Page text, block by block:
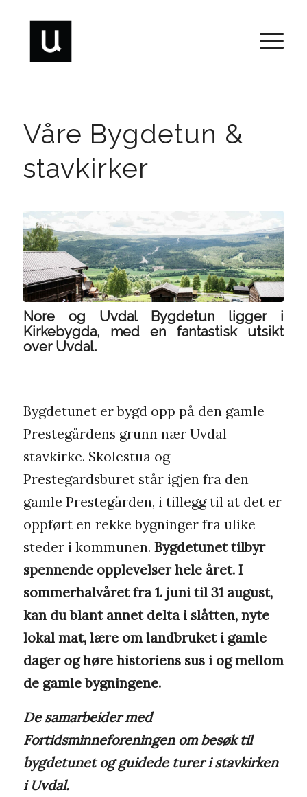
Våre Bygdetun &
stavkirker
Nore og Uvdal Bygdetun ligger i
Kirkebygda, med en fantastisk utsikt
over Uvdal.
Bygdetunet er bygd opp på den gamle
Prestegårdens grunn nær Uvdal
stavkirke. Skolestua og
Prestegardsburet står igjen fra den
gamle Prestegården, i tillegg til at det er
oppført en rekke bygninger fra ulike
steder i kommunen. Bygdetunet tilbyr
spennende opplevelser hele året. I
sommerhalvåret fra 1. juni til 31 august,
kan du blant annet delta i slåtten, nyte
lokal mat, lære om landbruket i gamle
dager og høre historiens sus i og mellom
de gamle bygningene.
De samarbeider med
Fortidsminneforeningen om besøk til
bygdetunet og guidede turer i stavkirken
i Uvdal.